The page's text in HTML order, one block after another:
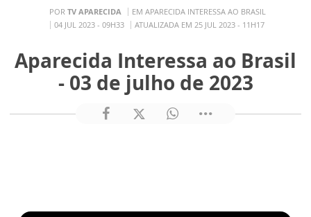
POR TV APARECIDA
EM APARECIDA INTERESSA AO BRASIL
04 JUL 2023 - 09H33
ATUALIZADA EM 25 JUL 2023 - 11H17
Aparecida Interessa ao Brasil
- 03 de julho de 2023